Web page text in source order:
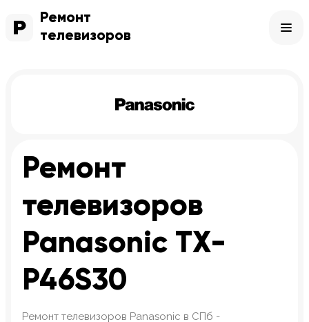
Ремонт
телевизоров
Ремонт
телевизоров
Panasonic TX-
P46S30
Ремонт телевизоров Panasonic в СПб -